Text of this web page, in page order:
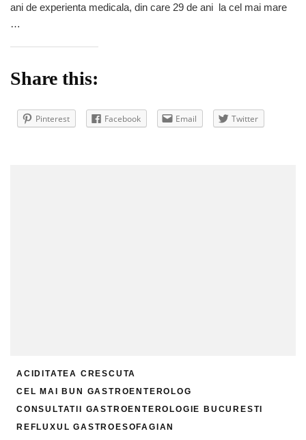
ani de experienta medicala, din care 29 de ani la cel mai mare
…
Share this:
Pinterest Facebook Email Twitter
ACIDITATEA CRESCUTA
CEL MAI BUN GASTROENTEROLOG
CONSULTATII GASTROENTEROLOGIE BUCURESTI
REFLUXUL GASTROESOFAGIAN